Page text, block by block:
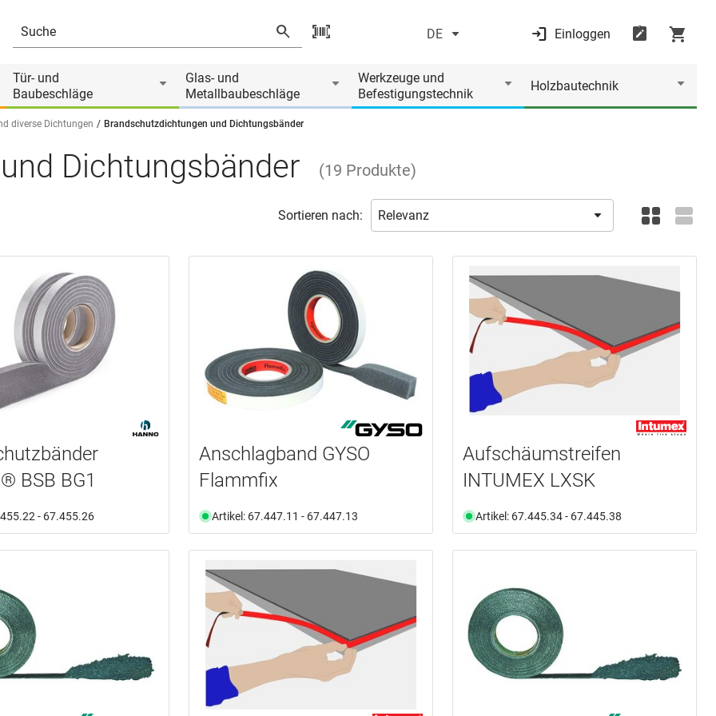
DE Einloggen
Tür- und
Baubeschläge
Glas- und
Metallbaubeschläge
Werkzeuge und
Befestigungstechnik
Holzbautechnik
diverse Dichtungen Brandschutzdichtungen und Dichtungsbänder
Dichtungsbänder (19 Produkte)
Sortieren nach:
BSB BG1
- 67.455.26
Anschlagband GYSO
Flammfix
Artikel: 67.447.11 - 67.447.13
Aufschäumstreifen
INTUMEX LXSK
Artikel: 67.445.34 - 67.445.38